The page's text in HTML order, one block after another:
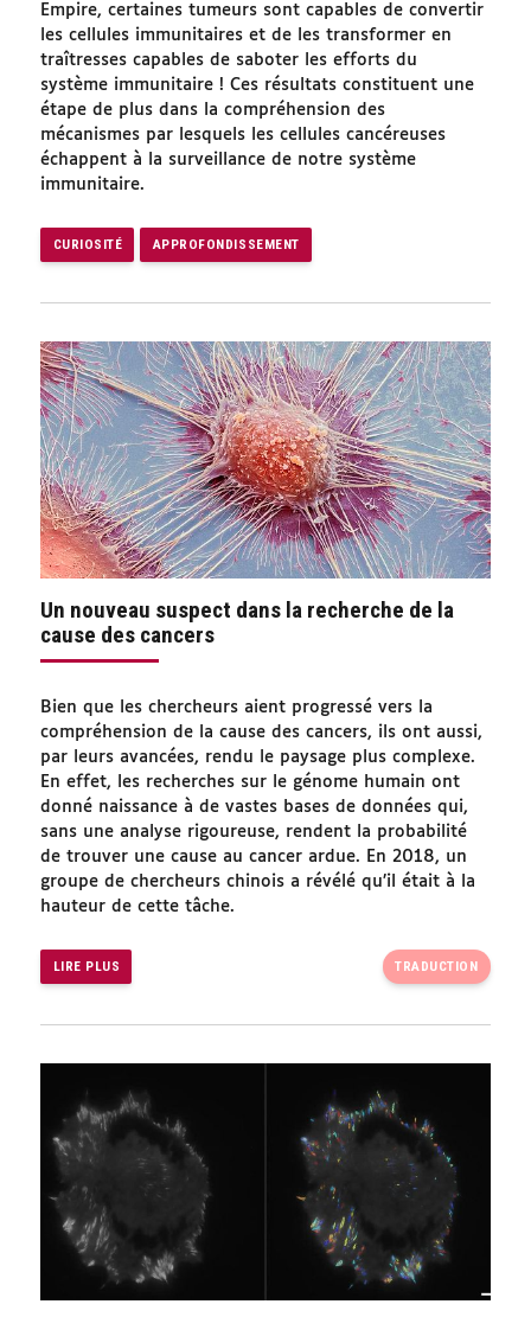
Empire, certaines tumeurs sont capables de convertir
les cellules immunitaires et de les transformer en
traîtresses capables de saboter les efforts du
système immunitaire ! Ces résultats constituent une
étape de plus dans la compréhension des
mécanismes par lesquels les cellules cancéreuses
échappent à la surveillance de notre système
immunitaire.
CURIOSITÉ APPROFONDISSEMENT
Un nouveau suspect dans la recherche de la
cause des cancers
Bien que les chercheurs aient progressé vers la
compréhension de la cause des cancers, ils ont aussi,
par leurs avancées, rendu le paysage plus complexe.
En effet, les recherches sur le génome humain ont
donné naissance à de vastes bases de données qui,
sans une analyse rigoureuse, rendent la probabilité
de trouver une cause au cancer ardue. En 2018, un
groupe de chercheurs chinois a révélé qu’il était à la
hauteur de cette tâche.
LIRE PLUS TRADUCTION